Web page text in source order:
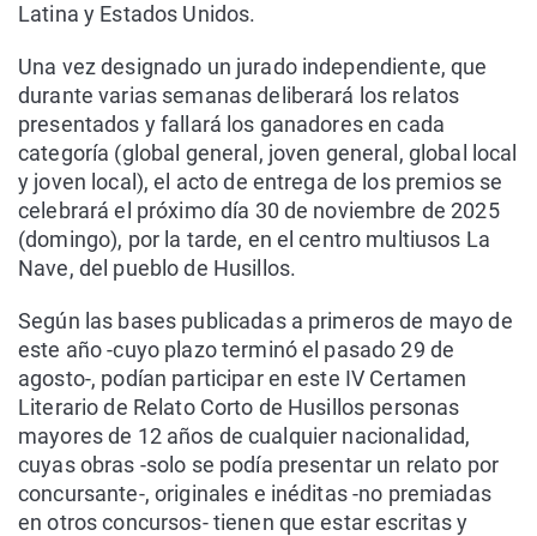
Latina y Estados Unidos.
Una vez designado un jurado independiente, que
durante varias semanas deliberará los relatos
presentados y fallará los ganadores en cada
categoría (global general, joven general, global local
y joven local), el acto de entrega de los premios se
celebrará el próximo día 30 de noviembre de 2025
(domingo), por la tarde, en el centro multiusos La
Nave, del pueblo de Husillos.
Según las bases publicadas a primeros de mayo de
este año -cuyo plazo terminó el pasado 29 de
agosto-, podían participar en este IV Certamen
Literario de Relato Corto de Husillos personas
mayores de 12 años de cualquier nacionalidad,
cuyas obras -solo se podía presentar un relato por
concursante-, originales e inéditas -no premiadas
en otros concursos- tienen que estar escritas y